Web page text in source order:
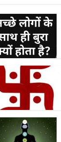
at
s
A
p
p
e
b
o
o
k